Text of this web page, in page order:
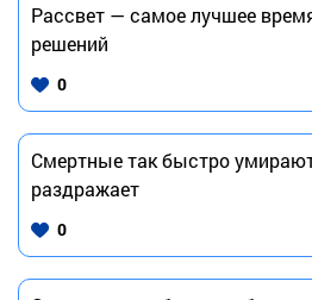
Рассвет — самое лучшее
решений
0
Смертные так быстро
раздражает
0